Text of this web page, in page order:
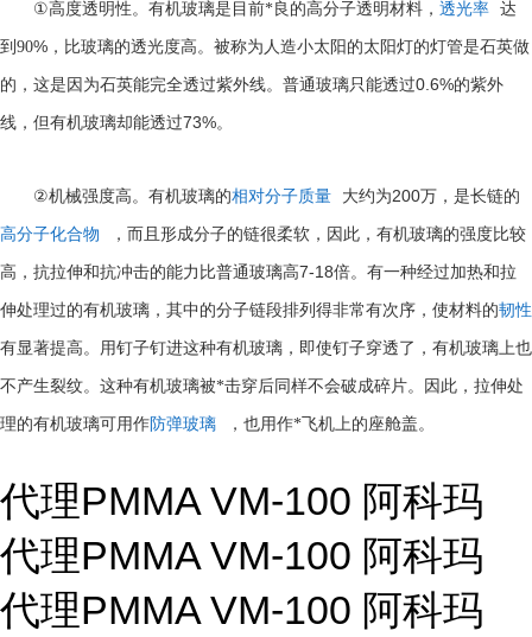
①高度透明性。有机玻璃是目前*良的高分子透明材料， 透光率 达
到 90% ，比玻璃的透光度高。被称为人造小太阳的太阳灯的灯管是石英做
的，这是因为石英能完全透过紫外线。普通玻璃只能透过0.6%的紫外
线，但有机玻璃却能透过73%。
②机械强度高。有机玻璃的相对分子质量 大约为200万，是长链的
高分子化合物 ，而且形成分子的链很柔软，因此，有机玻璃的强度比较
高，抗拉伸和抗冲击的能力比普通玻璃高7-18倍。有一种经过加热和拉
伸处理过的有机玻璃，其中的分子链段排列得非常有次序，使材料的韧性
有显著提高。用钉子钉进这种有机玻璃，即使钉子穿透了，有机玻璃上也
不产生裂纹。这种有机玻璃被*击穿后同样不会破成碎片。因此，拉伸处
理的有机玻璃可用作防弹玻璃 ，也用作*飞机上的座舱盖。
代理PMMA VM-100 阿科玛
代理PMMA VM-100 阿科玛
代理PMMA VM-100 阿科玛